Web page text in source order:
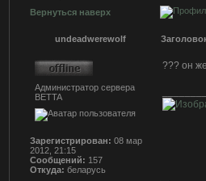
Вернуться наверх
undeadwerewolf
Администратор сервера
BETTA
Зарегистрирован: 08 мар
2012, 21:15
Сообщений: 157
Откуда: беларусь
??? он